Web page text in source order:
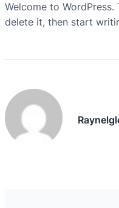
Welcome to
delete it, then start